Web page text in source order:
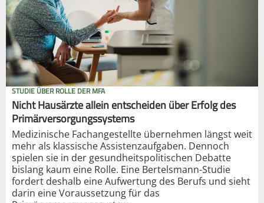
STUDIE ÜBER ROLLE DER MFA
Nicht Hausärzte allein entscheiden über Erfolg des
Primärversorgungssystems
Medizinische Fachangestellte übernehmen längst weit
mehr als klassische Assistenzaufgaben. Dennoch
spielen sie in der gesundheitspolitischen Debatte
bislang kaum eine Rolle. Eine Bertelsmann-Studie
fordert deshalb eine Aufwertung des Berufs und sieht
darin eine Voraussetzung für das